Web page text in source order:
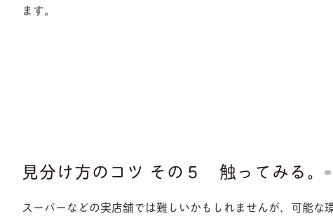
ます。
見分け方のコツ その５ 触ってみる。
スーパーなどの実店舗では難しいかもしれませんが、可能な